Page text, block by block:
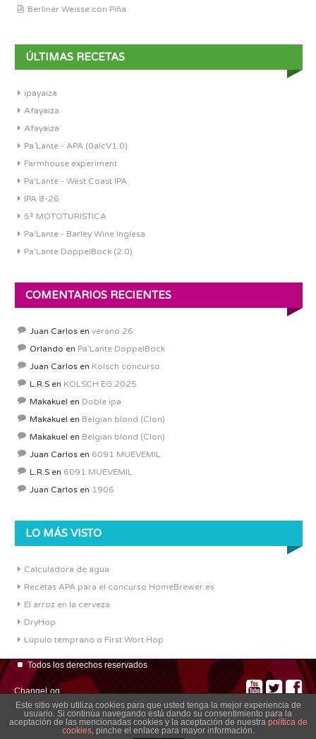
Berliner Weisse con Piña
ÚLTIMAS RECETAS
ipayaiza
Afayaiza
Afayaiza
Pa´Lante - APA (0alcV1.0)
Farmhouse experiment
Pa'Lante - West Coast IPA
IPA 8-26
5ª MOTOTURISTICA
Pa'Lante - Barley Wine Inglesa
Pa’Lante DoppelBock (2.0)
COMENTARIOS RECIENTES
Juan Carlos en verano 26
Orlando en Pa’Lante DoppelBock
Juan Carlos en Kolsch concurso
L.R.S en KOLSCH EG 2025
Makakuel en Doble ipa
Makakuel en Belgian blond (Clon)
Makakuel en Belgian blond (Clon)
Juan Carlos en 6091 MUEVEMIL
L.R.S en 6091 MUEVEMIL
Juan Carlos en 1906
LO MÁS VISTO
Calculadora de agua
Recetas APA para el concurso HomeBrewer.es
El arroz en la cerveza
DryHop
Lúpulo temprano o First Wort Hop
Todos los derechos reservados
ChangeLog
Este sitio web utiliza cookies para que usted tenga la mejor experiencia de
usuario. Si continúa navegando está dando su consentimiento para la
aceptación de las mencionadas cookies y la aceptación de nuestra política de
cookies, pinche el enlace para mayor información.